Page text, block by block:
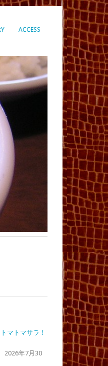
ACCESS
マトマサラ！
2026年7月30